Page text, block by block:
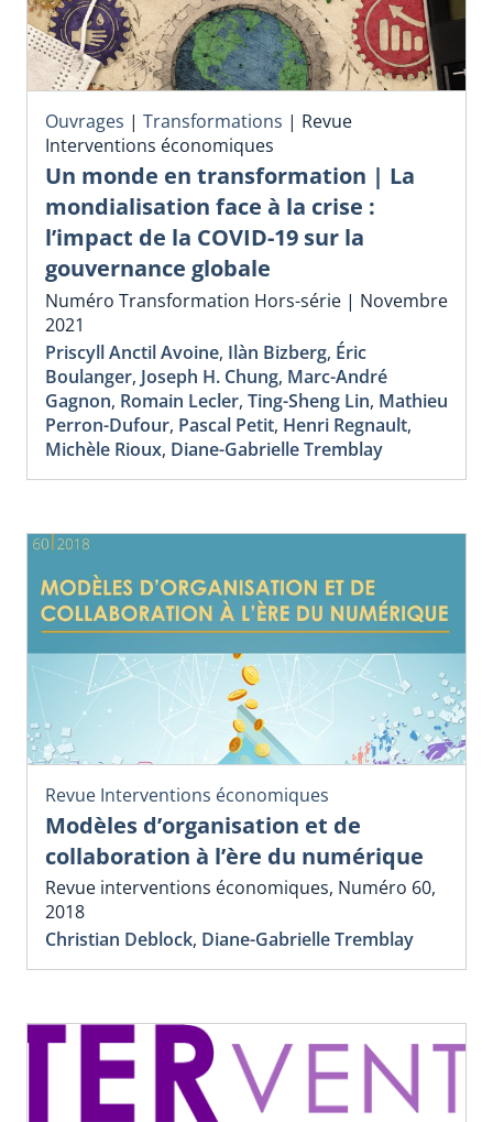
Ouvrages | Transformations | Revue
Interventions économiques
Un monde en transformation | La
mondialisation face à la crise :
l’impact de la COVID-19 sur la
gouvernance globale
Numéro Transformation Hors-série | Novembre
2021
Priscyll Anctil Avoine, Ilàn Bizberg, Éric
Boulanger, Joseph H. Chung, Marc-André
Gagnon, Romain Lecler, Ting-Sheng Lin, Mathieu
Perron-Dufour, Pascal Petit, Henri Regnault,
Michèle Rioux, Diane-Gabrielle Tremblay
Revue Interventions économiques
Modèles d’organisation et de
collaboration à l’ère du numérique
Revue interventions économiques, Numéro 60,
2018
Christian Deblock, Diane-Gabrielle Tremblay